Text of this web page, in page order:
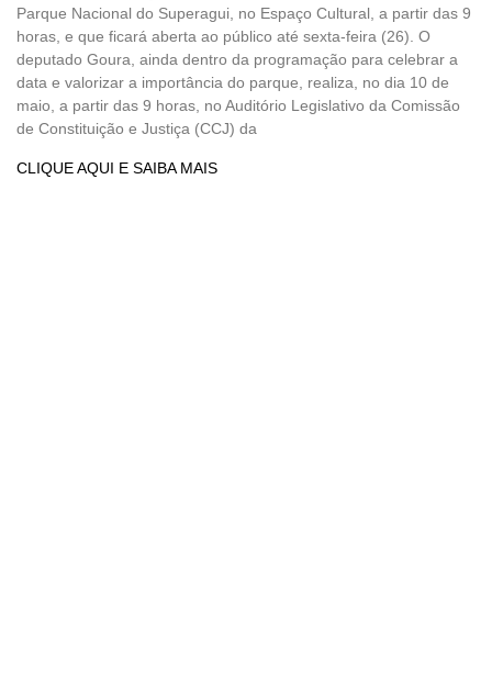
Parque Nacional do Superagui, no Espaço Cultural, a partir das 9
horas, e que ficará aberta ao público até sexta-feira (26). O
deputado Goura, ainda dentro da programação para celebrar a
data e valorizar a importância do parque, realiza, no dia 10 de
maio, a partir das 9 horas, no Auditório Legislativo da Comissão
de Constituição e Justiça (CCJ) da
CLIQUE AQUI E SAIBA MAIS